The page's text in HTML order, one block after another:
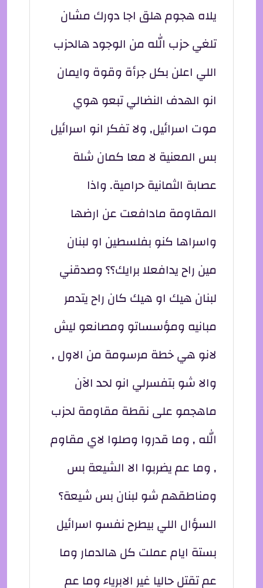
يلاه هجوم هلق اجا دورك مشان
تلغي حزب الله من الوجود هالحزب
اللي اعلن بكل جرأة وقوة وايمان
انو الهدف النضالي تبعو هوي
موت اسرائيل, ولا تفكر انو اسرائيل
بس المعنية لا معا كمان شلة
عصابة الثمانية حرامية. واذا
المقاومة مادافعت عن ارضها
واسراها كنو بفلسطين او لبنان
مين راح يدافعلا برايك؟؟ وصدقني
لبنان هيك او هيك كان راح يتدمر
مبانيه ومؤسساتو ومصانعو ليش
لانو هي خطة مرسومة من الاول ,
والا شو بتفسرلي انو لحد الآن
ماهجمو على نقطة مقاومة لحزب
الله , وما قدروا وصلوا لاي مقاوم
, وما عم يضربوا الا الشيعة بس
ومناطقهم شو لبنان بس شيعة؟
السؤال اللي بيطرح نفسو اسرائيل
بستة ايام عملت كل هالدمار وما
عم تقتل حاليا غير الابرياء وما عم